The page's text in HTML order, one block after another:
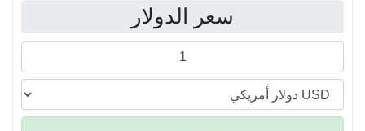
سعر الدولار